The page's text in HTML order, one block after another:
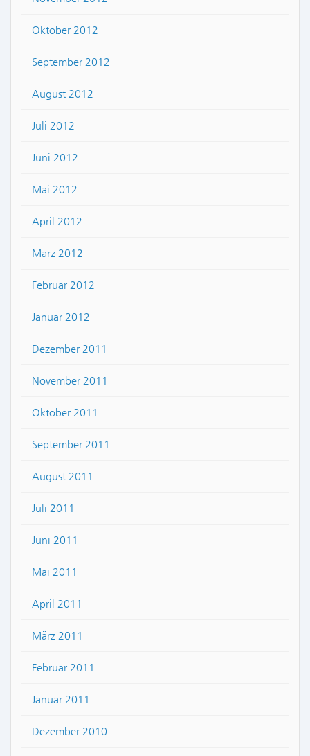
Oktober 2012
September 2012
August 2012
Juli 2012
Juni 2012
Mai 2012
April 2012
März 2012
Februar 2012
Januar 2012
Dezember 2011
November 2011
Oktober 2011
September 2011
August 2011
Juli 2011
Juni 2011
Mai 2011
April 2011
März 2011
Februar 2011
Januar 2011
Dezember 2010